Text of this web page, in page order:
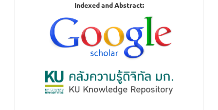
Indexed and Abstract: